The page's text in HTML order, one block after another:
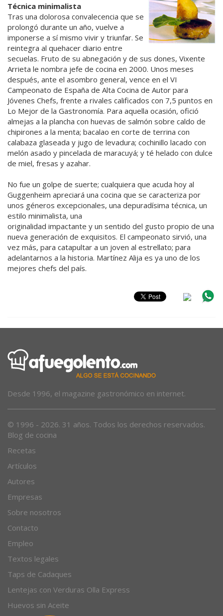
Técnica minimalista
Tras una dolorosa convalecencia que se
prolongó durante un año, vuelve a
imponerse a sí mismo vivir y triunfar. Se
reintegra al quehacer diario entre
secuelas. Fruto de su abnegación y de sus dones, Vixente
Arrieta le nombra jefe de cocina en 2000. Unos meses
después, ante el asombro general, vence en el VI
Campeonato de España de Alta Cocina de Autor para
Jóvenes Chefs, frente a rivales calificados con 7,5 puntos en
Lo Mejor de la Gastronomía. Para aquella ocasión, ofició
almejas a la plancha con huevas de salmón sobre caldo de
chipirones a la menta; bacalao en corte de terrina con
calabaza glaseada y jugo de levadura; cochinillo lacado con
melón asado y pincelada de maracuyá; y té helado con dulce
de miel, fresas y azahar.
No fue un golpe de suerte; cualquiera que acuda hoy al
Guggenheim apreciará una cocina que se caracteriza por
unos géneros excepcionales, una depuradísima técnica, un
estilo minimalista, una
originalidad impactante y un sentido del gusto propio de una
nueva generación de exquisitos. El campeonato sirvió, una
vez más, para catapultar a un joven al estrellato; para
adelantarnos a la historia. Martínez Alija es ya uno de los
mejores chefs del país.
Desde 1996, el magazine gastronómico en internet.
© 1996 - 2026. 31 años. Todos los derechos reservados.
Blog de cocina
Recetas
Artículos
Autores
Empresas
Sobre nosotros
Contacto
Empleo
Textos legales
Taps de Cadaques
Lentejas con Verduras Olla Express
Huevos sin Aceite